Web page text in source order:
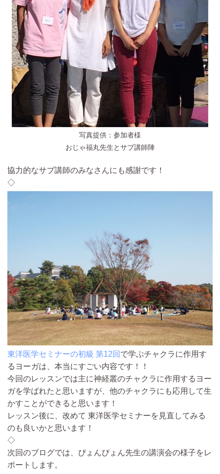
写真提供：参加者様
おじゃ福丸先生とサブ講師陣
協力的なサブ講師のみなさんにも感謝です！
◇
東洋医学セミナーの初級 第12回 で学ぶチャクラに作用す
るヨーガは、本当にすごい内容です！！
今回のレッスンでは主に神経叢のチャクラに作用するヨー
ガを学ばれたと思いますが、他のチャクラにも応用して生
かすことができると思います！
レッスン後に、改めて 東洋医学セミナーを見直してみる
のも良いかと思います！
◇
次回のブログでは、ぴょんぴょん先生の講演会の様子をレ
ポートします。